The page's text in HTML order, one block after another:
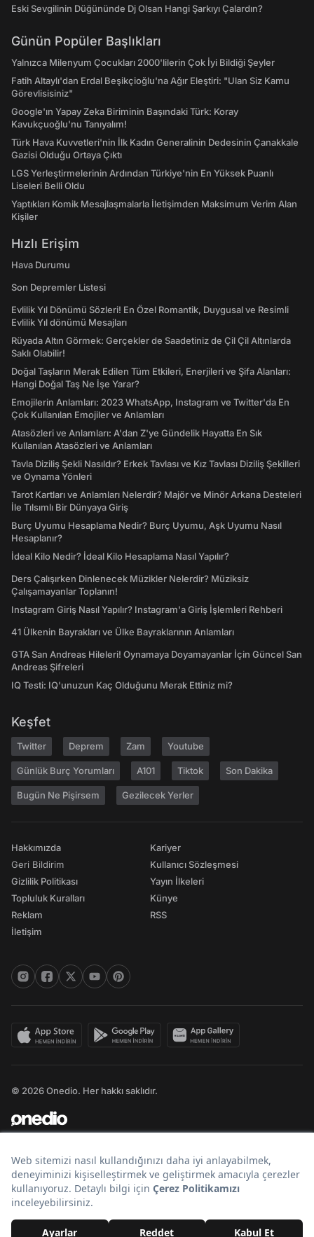
Eski Sevgilinin Düğününde Dj Olsan Hangi Şarkıyı Çalardın?
Günün Popüler Başlıkları
Yalnızca Milenyum Çocukları 2000'lilerin Çok İyi Bildiği Şeyler
Fatih Altaylı'dan Erdal Beşikçioğlu'na Ağır Eleştiri: "Ulan Siz Kamu
Görevlisisiniz"
Google'ın Yapay Zeka Biriminin Başındaki Türk: Koray
Kavukçuoğlu'nu Tanıyalım!
Türk Hava Kuvvetleri'nin İlk Kadın Generalinin Dedesinin Çanakkale
Gazisi Olduğu Ortaya Çıktı
LGS Yerleştirmelerinin Ardından Türkiye'nin En Yüksek Puanlı
Liseleri Belli Oldu
Yaptıkları Komik Mesajlaşmalarla İletişimden Maksimum Verim Alan
Kişiler
Hızlı Erişim
Hava Durumu
Son Depremler Listesi
Evlilik Yıl Dönümü Sözleri! En Özel Romantik, Duygusal ve Resimli
Evlilik Yıl dönümü Mesajları
Rüyada Altın Görmek: Gerçekler de Saadetiniz de Çil Çil Altınlarda
Saklı Olabilir!
Doğal Taşların Merak Edilen Tüm Etkileri, Enerjileri ve Şifa Alanları:
Hangi Doğal Taş Ne İşe Yarar?
Emojilerin Anlamları: 2023 WhatsApp, Instagram ve Twitter'da En
Çok Kullanılan Emojiler ve Anlamları
Atasözleri ve Anlamları: A'dan Z'ye Gündelik Hayatta En Sık
Kullanılan Atasözleri ve Anlamları
Tavla Diziliş Şekli Nasıldır? Erkek Tavlası ve Kız Tavlası Diziliş Şekilleri
ve Oynama Yönleri
Tarot Kartları ve Anlamları Nelerdir? Majör ve Minör Arkana Desteleri
İle Tılsımlı Bir Dünyaya Giriş
Burç Uyumu Hesaplama Nedir? Burç Uyumu, Aşk Uyumu Nasıl
Hesaplanır?
İdeal Kilo Nedir? İdeal Kilo Hesaplama Nasıl Yapılır?
Ders Çalışırken Dinlenecek Müzikler Nelerdir? Müziksiz
Çalışamayanlar Toplanın!
Instagram Giriş Nasıl Yapılır? Instagram'a Giriş İşlemleri Rehberi
41 Ülkenin Bayrakları ve Ülke Bayraklarının Anlamları
GTA San Andreas Hileleri! Oynamaya Doyamayanlar İçin Güncel San
Andreas Şifreleri
IQ Testi: IQ'unuzun Kaç Olduğunu Merak Ettiniz mi?
Keşfet
Twitter Deprem Zam Youtube
Günlük Burç Yorumları A101 Tiktok Son Dakika
Bugün Ne Pişirsem Gezilecek Yerler
Hakkımızda
Geri Bildirim
Gizlilik Politikası
Topluluk Kuralları
Reklam
İletişim
Kariyer
Kullanıcı Sözleşmesi
Yayın İlkeleri
Künye
RSS
© 2026 Onedio. Her hakkı saklıdır.
Bir markasıdır.